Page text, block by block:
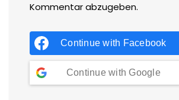
Kommentar abzugeben.
Continue with Facebook
Continue with Google